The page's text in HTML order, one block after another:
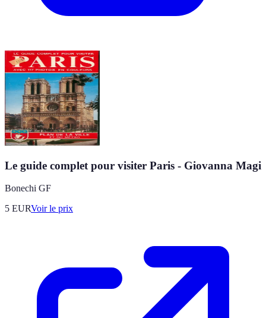
Le guide complet pour visiter Paris - Giovanna Magi
Bonechi GF
5 EURVoir le prix